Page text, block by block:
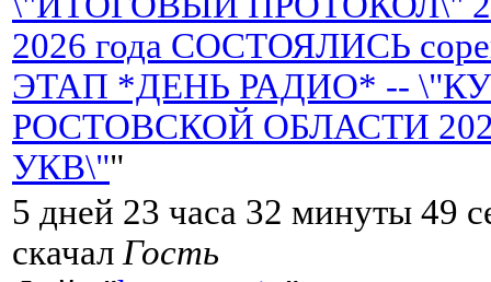
2026 года СОСТОЯЛИСЬ
ЭТАП *ДЕНЬ РАДИО* --
РОСТОВСКОЙ ОБЛАСТИ 2026
УКВ\""
5 дней 23 часа 32 минуты 49
скачал Гость